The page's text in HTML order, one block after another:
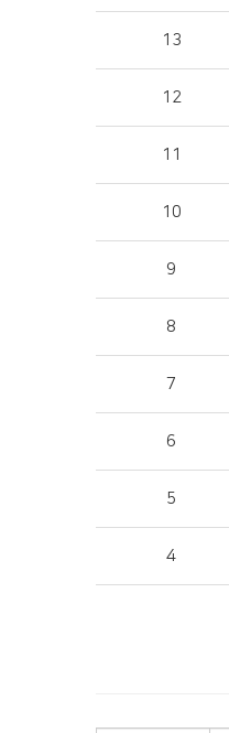
13
12
11
10
9
8
7
6
5
4